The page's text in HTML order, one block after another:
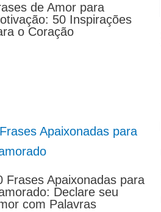
de Amor para
50 Inspirações
o Coração
Frases Apaixonadas para
Declare seu
com Palavras